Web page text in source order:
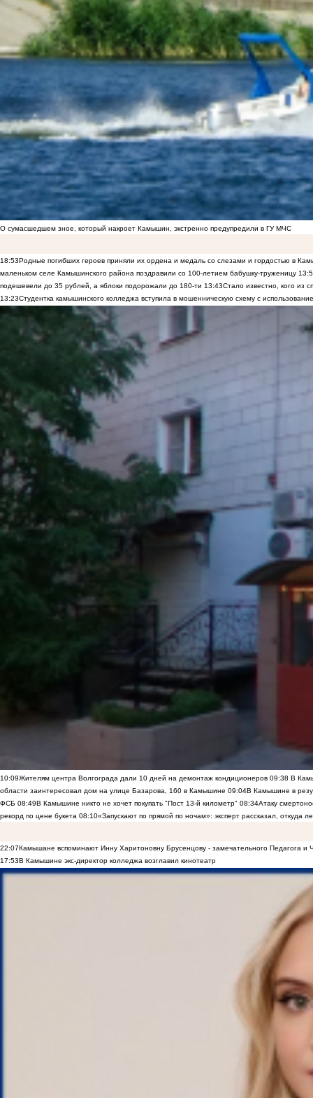
О сумасшедшем зное, который накроет Камышин, экстренно предупредили в ГУ МЧС
18:53Родные погибших героев приняли их ордена и медаль со слезами и гордостью в
маленьком селе Камышинского района поздравили со 100-летием бабушку-труженицу
подешевели до 35 рублей, а яблоки подорожали до 180-ти 13:43Стало известно, кого из
13:23Студентка камышинского колледжа вступила в мошенническую схему с
10:09Жителям центра Волгограда дали 10 дней на демонтаж кондиционеров 09:38 В
области заинтересовал дом на улице Базарова, 160 в Камышине 09:04В Камышине в
ФСБ 08:49В Камышине никто не хочет покупать "Пост 13-й километр" 08:34Атаку
рекорд по цене букета 08:10«Запускают по прямой по ночам»: эксперт рассказал, откуда
22:07Камышане вспоминают Инну Харитоновну Брусенцову - замечательного Педагога и
17:53В Камышине экс-директор колледжа возглавил кинотеатр